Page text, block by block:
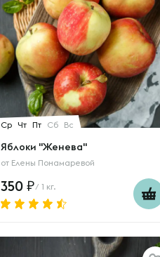
Ср Чт Пт Сб Вс
Яблоки "Женева"
от Елены Понамаревой
350 / 1 кг.